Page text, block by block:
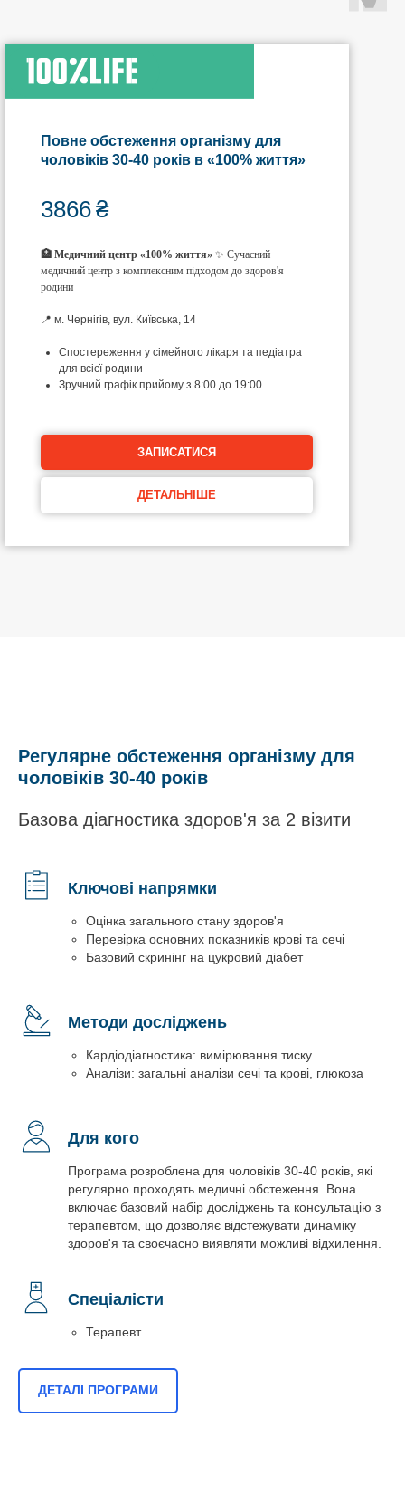
Повне обстеження організму для
чоловіків 30-40 років в «100% життя»
3866₴
🏥 Медичний центр «100% життя» ✨ Сучасний
медичний центр з комплексним підходом до здоров'я
родини
📍 м. Чернігів, вул. Київська, 14
Спостереження у сімейного лікаря та педіатра
для всієї родини
Зручний графік прийому з 8:00 до 19:00
ЗАПИСАТИСЯ
ДЕТАЛЬНІШЕ
Регулярне обстеження організму для
чоловіків 30-40 років
Базова діагностика здоров'я за 2 візити
Ключові напрямки
Оцінка загального стану здоров'я
Перевірка основних показників крові та сечі
Базовий скринінг на цукровий діабет
Методи досліджень
Кардіодіагностика: вимірювання тиску
Аналізи: загальні аналізи сечі та крові, глюкоза
Для кого
Програма розроблена для чоловіків 30-40 років, які
регулярно проходять медичні обстеження. Вона
включає базовий набір досліджень та консультацію з
терапевтом, що дозволяє відстежувати динаміку
здоров'я та своєчасно виявляти можливі відхилення.
Спеціалісти
Терапевт
ДЕТАЛІ ПРОГРАМИ